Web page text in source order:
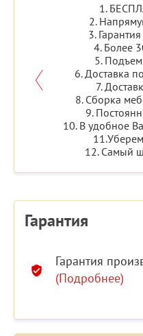
1.
2.
3.
4. Более
5.
6. Доставка
7.
8. Сборка
9.
10. В удобное
12. Самый
Гарантия
Гарантия
(Подробнее)